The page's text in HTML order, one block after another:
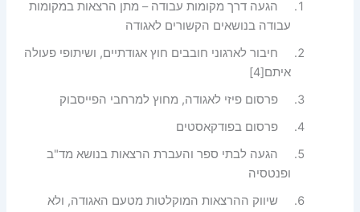
הגעה דרך מקומות עבודה – מתן הרצאות במקומות
עבודה בנושאים הקשורים לאגודה
חיבור לארגוני חובבים חוץ אגודתיים, ושיתופי פעולה
איתם[4]
פרסום פיזי לאגודה, מחוץ למרחבי הפייסבוק
פרסום בפודקאסטים
הגעה לבתי ספר והעברת הרצאות בנושא מד"ב
ופנטסיה
שיווק ההרצאות המוקלטות מטעם האגודה, ולא